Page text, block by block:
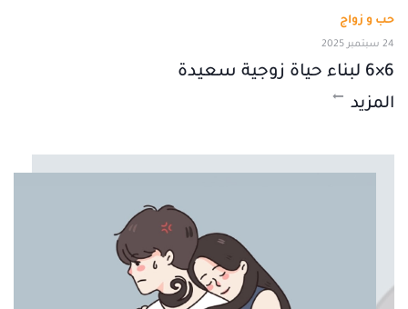
حب و زواج
24 سبتمبر 2025
6×6 لبناء حياة زوجية سعيدة
المزيد